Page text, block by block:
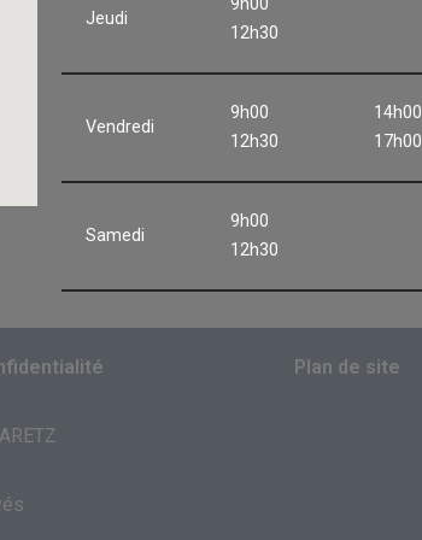
Jeudi
9h00
12h30
Vendredi
9h00
12h30
14h00
17h00
Samedi
9h00
12h30
Plan de site